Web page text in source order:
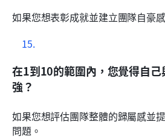
如果您想表彰成就並建立團隊自豪
在1到10的範圍內，您覺得自
強？
如果您想評估團隊整體的歸屬感並
問題。